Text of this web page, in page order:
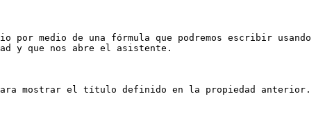
medio de una fórmula que podremos escribir
y que nos abre el asistente.
mostrar el título definido en la propiedad